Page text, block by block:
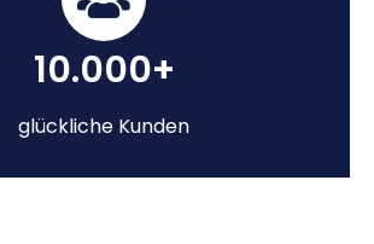
10.000+
glückliche Kunden